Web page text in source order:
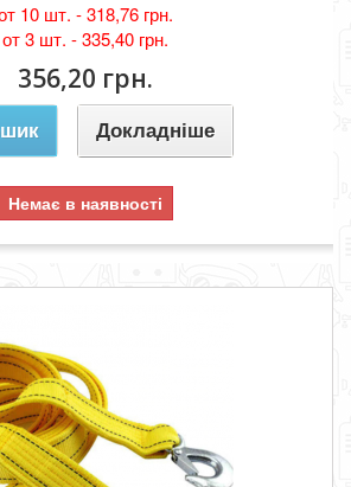
10 шт. -318,76 грн.
от 3 шт. -335,40 грн.
356,20 грн.
Докладніше
Немає в наявності